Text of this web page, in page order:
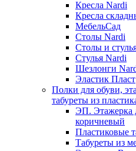
Кресла Nardi
Кресла
МебельСад
Столы Nardi
Столы и
Стулья Nardi
Шезлонги
Эластик Пласт
Полки для обуви,
табуреты из
ЭП. Этажерка
коричневый
Пластиковые
Табуреты из